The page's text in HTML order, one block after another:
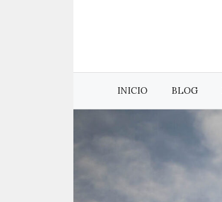
INICIO BLOG